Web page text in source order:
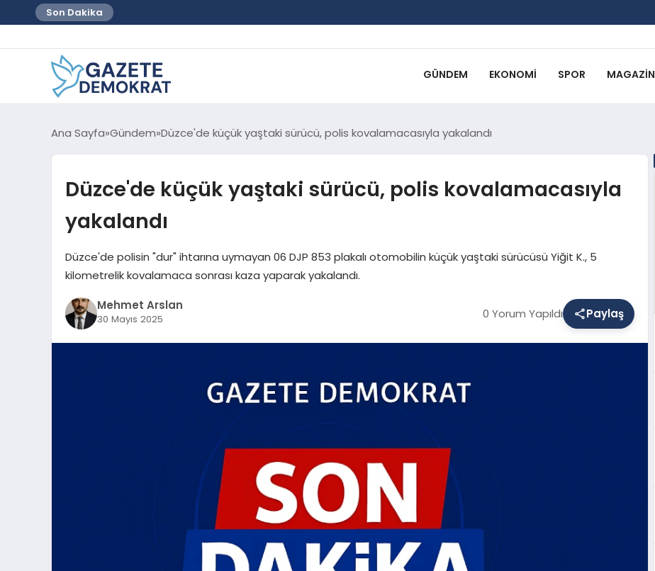
Son Dakika
GÜNDEM EKONOMI SPOR MAGAZIN
Ana Sayfa Gündem Düzce'de küçük yaştaki sürücü, polis kovalamacasıyla yakalandı
Düzce'de küçük yaştaki sürücü, polis kovalamacasıyla
yakalandı
Düzce'de polisin "dur" ihtarına uymayan 06 DJP 853 plakalı otomobilin küçük yaştaki sürücüsü Yiğit K., 5
kilometrelik kovalamaca sonrası kaza yaparak yakalandı.
Mehmet Arslan
30 Mayıs 2025 0 Yorum Yapıldı Paylaş